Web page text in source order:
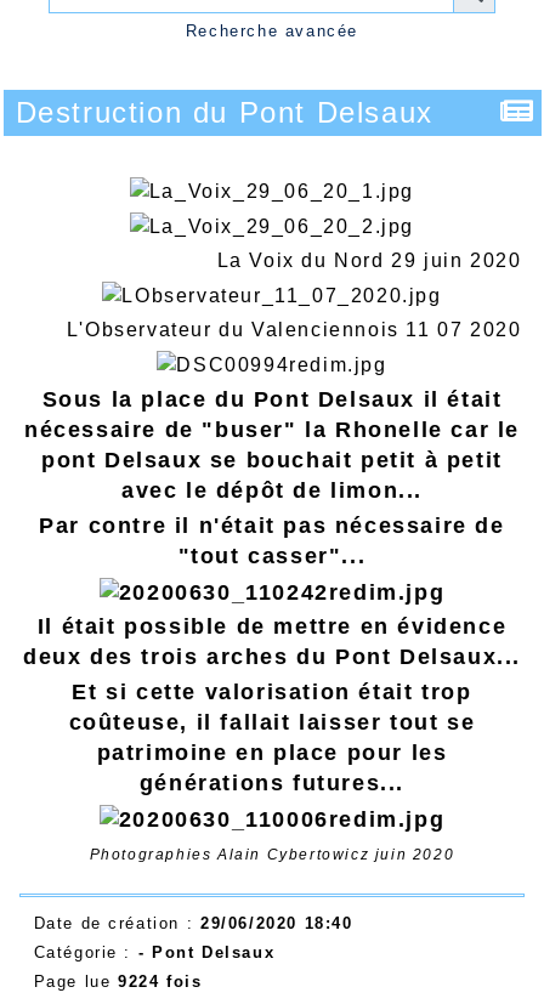
Recherche avancée
Destruction du Pont Delsaux
La Voix du Nord 29 juin 2020
L'Observateur du Valenciennois 11 07 2020
Sous la place du Pont Delsaux il était
nécessaire de "buser" la Rhonelle car le
pont Delsaux se bouchait petit à petit
avec le dépôt de limon...
Par contre il n'était pas nécessaire de
"tout casser"...
Il était possible de mettre en évidence
deux des trois arches du Pont Delsaux...
Et si cette valorisation était trop
coûteuse, il fallait laisser tout se
patrimoine en place pour les
générations futures...
Photographies Alain Cybertowicz juin 2020
Date de création : 29/06/2020 18:40
Catégorie : - Pont Delsaux
Page lue 9224 fois